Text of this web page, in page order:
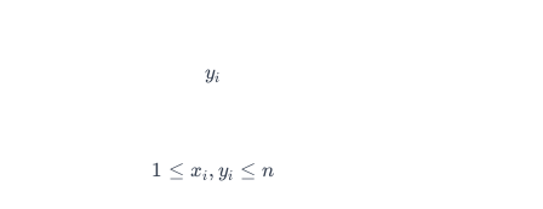
y_i
yi
1 \leq x_i, y_i \leq n
1 ≤ xi , yi ≤ n